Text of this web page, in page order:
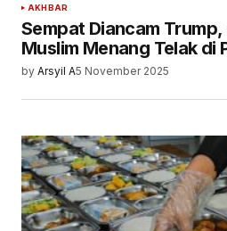
AKHBAR
Sempat Diancam
Muslim Menang Telak di
by Arsyil A5 November 2025